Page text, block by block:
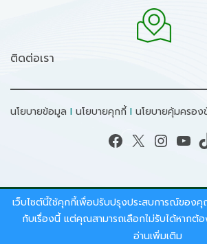
ติดต่อเรา
นโยบายข้อมูล I นโยบายคุกกี้ I นโยบายคุ้มครอ
Facebook X Instagram YouTube TikTok
สงวนลิขสิทธิ์ © 2026 - สำนักงานน
ทรัพยากรธรรมชาติและสิ่งแว
เว็บไซต์นี้ใช้คุกกี้เพื่อปรับปรุงประสบการณ์ของ
กับเรื่องนี้ แต่คุณสามารถเลือกไม่รับได้หากต้อ
อ่านเพิ่มเติม